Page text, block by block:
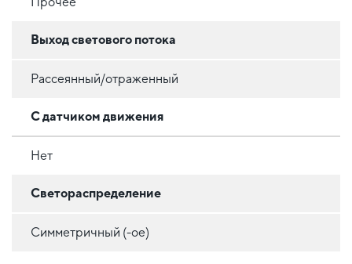
Выход светового потока
Рассеянный/отраженный
С датчиком движения
Нет
Светораспределение
Симметричный (-ое)